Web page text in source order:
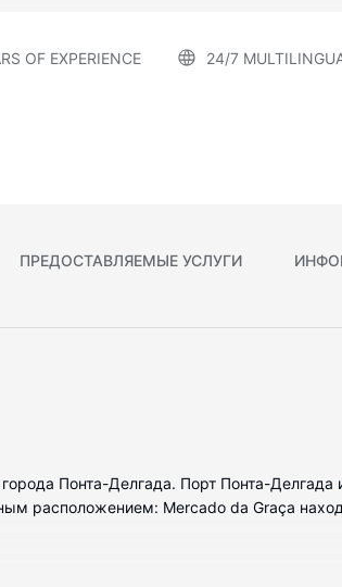
OF EXPERIENCE 24/7
ПРЕДОСТАВЛЯЕМЫЕ УСЛУГИ
Понта-Делгада. Порт Понта-
расположением: Mercado da Graça